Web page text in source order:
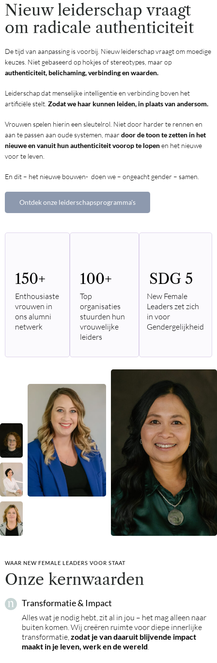
Nieuw leiderschap vraagt
om radicale authenticiteit
De tijd van aanpassing is voorbij. Nieuw leiderschap vraagt om moedige
keuzes. Niet gebaseerd op hokjes of stereotypes, maar op
authenticiteit, belichaming, verbinding en waarden.
Leiderschap dat menselijke intelligentie en verbinding boven het
artificiële stelt. Zodat we haar kunnen leiden, in plaats van andersom.
Vrouwen spelen hierin een sleutelrol. Niet door harder te rennen en
aan te passen aan oude systemen, maar door de toon te zetten in het
nieuwe en vanuit hun authenticiteit voorop te lopenen het nieuwe
voor te leven.
En dit – het nieuwe bouwen- doen we – ongeacht gender – samen.
Ontdek onze leiderschapsprogramma's
Enthousiaste
vrouwen in
ons alumni
netwerk
150+
Top
organisaties
stuurden hun
vrouwelijke
leiders
100+
New Female
Leaders zet zich
in voor
Gendergelijkheid
SDG 5
WAAR NEW FEMALE LEADERS VOOR STAAT
Onze kernwaarden
Transformatie & Impact
Alles wat je nodig hebt, zit al in jou – het mag alleen naar
buiten komen. Wij creëren ruimte voor diepe innerlijke
transformatie,zodat je van daaruit blijvende impact
maakt in je leven, werk en de wereld.